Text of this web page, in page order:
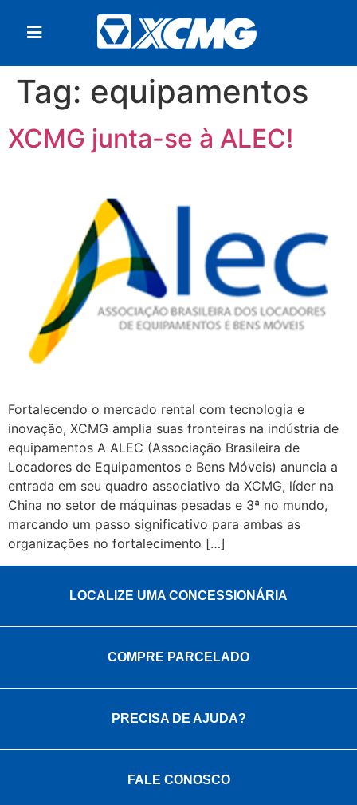
Tag: equipamentos
XCMG junta-se à ALEC!
Fortalecendo o mercado rental com tecnologia e
inovação, XCMG amplia suas fronteiras na indústria de
equipamentos A ALEC (Associação Brasileira de
Locadores de Equipamentos e Bens Móveis) anuncia a
entrada em seu quadro associativo da XCMG, líder na
China no setor de máquinas pesadas e 3ª no mundo,
marcando um passo significativo para ambas as
organizações no fortalecimento […]
LOCALIZE UMA CONCESSIONÁRIA
COMPRE PARCELADO
PRECISA DE AJUDA?
FALE CONOSCO